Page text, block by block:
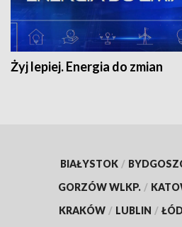
Żyj lepiej. Energia do zmian
BIAŁYSTOK /
GORZÓW WLKP. /
KRAKÓW / LUBLIN /